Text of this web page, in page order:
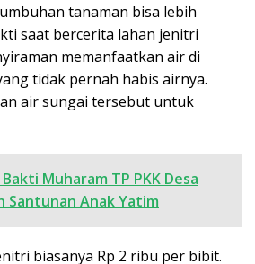
tanaman bisa lebih
saat bercerita lahan jenitri
memanfaatkan air di
tidak pernah habis airnya.
air sungai tersebut untuk
Muharam TP PKK Desa
Santunan Anak Yatim
biasanya Rp 2 ribu per bibit.